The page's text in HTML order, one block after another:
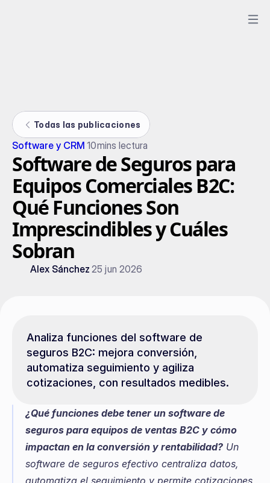
Todas las publicaciones
Software y CRM 10mins lectura
Software de Seguros para
Equipos Comerciales B2C:
Qué Funciones Son
Imprescindibles y Cuáles
Sobran
Alex Sánchez 25 jun 2026
Analiza funciones del software de
seguros B2C: mejora conversión,
automatiza seguimiento y agiliza
cotizaciones, con resultados medibles.
¿Qué funciones debe tener un software de
seguros para equipos de ventas B2C y cómo
impactan en la conversión y rentabilidad? Un
software de seguros efectivo centraliza datos,
automatiza el seguimiento y permite cotizaciones